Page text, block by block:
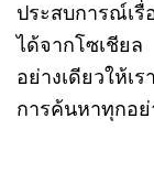
ประสบการณ์เรื่
ได้จากโซเชีย
อย่างเดียวให้เ
การค้นหาทุกอ